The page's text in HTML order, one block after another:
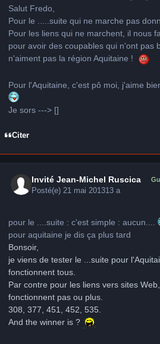
Salut Fredo,
Pour le .....suite qui ne marche pas
Pour les liens qui ne marchent, il nous
pour avoir des coupables qui n'ont pas
n'aiment pas la région Aquitaine !
Pour l'Aquitaine, c'est pô moi, j'aime
Je sors ---> []
Citer
Invité Jean-Michel Ruscica
Posté(e) 21 mai 201313 a
pour le ....suite : c'est simple : aucun....
pour aquitaine je dis ça plus tard
Bonsoir,
je viens de tester le ...suite pour
fonctionnent tous.
Par contre pour les liens vers sites
fonctionnent pas ou plus.
308, 377, 451, 452, 535.
And the winner is ?